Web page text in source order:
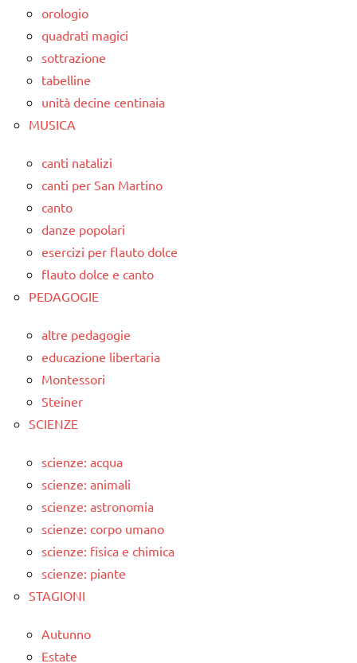
orologio
quadrati magici
sottrazione
tabelline
unità decine centinaia
MUSICA
canti natalizi
canti per San Martino
canto
danze popolari
esercizi per flauto dolce
flauto dolce e canto
PEDAGOGIE
altre pedagogie
educazione libertaria
Montessori
Steiner
SCIENZE
scienze: acqua
scienze: animali
scienze: astronomia
scienze: corpo umano
scienze: fisica e chimica
scienze: piante
STAGIONI
Autunno
Estate